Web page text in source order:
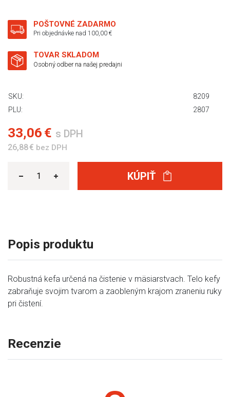
POŠTOVNÉ ZADARMO
Pri objednávke nad 100,00 €
TOVAR SKLADOM
Osobný odber na našej predajni
SKU:
8209
PLU:
2807
33,06 € s DPH
26,88 € bez DPH
KÚPIŤ
Popis produktu
Robustná kefa určená na čistenie v mäsiarstvach. Telo kefy
zabraňuje svojim tvarom a zaobleným krajom zraneniu ruky
pri čistení.
Recenzie